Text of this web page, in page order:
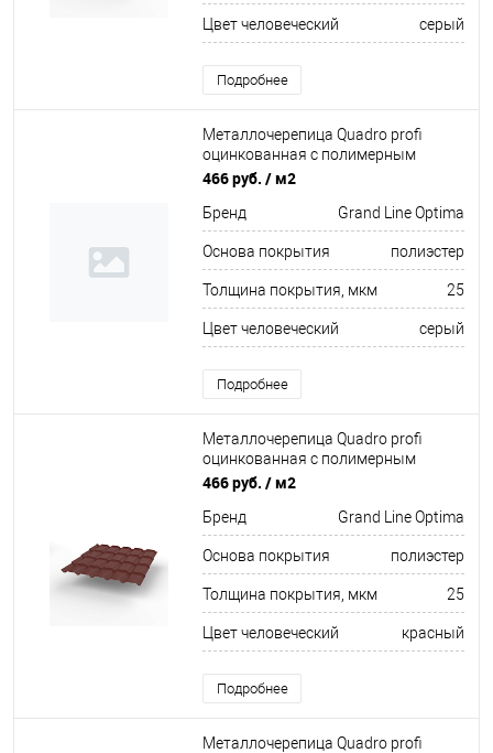
Цвет человеческий серый
Подробнее
Металлочерепица Quadro profi
оцинкованная с полимерным
покрытием 0,45х1159мм RAL 7005
466 руб. / м2
Бренд Grand Line Optima
Основа покрытия полиэстер
Толщина покрытия, мкм 25
Цвет человеческий серый
Подробнее
Металлочерепица Quadro profi
оцинкованная с полимерным
покрытием 0,45х1159мм RAL 3009
466 руб. / м2
Бренд Grand Line Optima
Основа покрытия полиэстер
Толщина покрытия, мкм 25
Цвет человеческий красный
Подробнее
Металлочерепица Quadro profi